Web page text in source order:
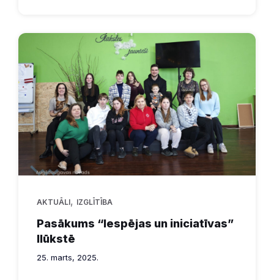
AKTUĀLI, IZGLĪTĪBA
Pasākums “Iespējas un iniciatīvas”
Ilūkstē
25. marts, 2025.